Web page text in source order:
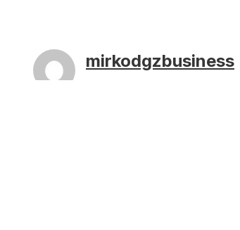
mirkodgzbusiness